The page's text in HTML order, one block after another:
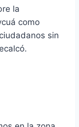
la
como
sin